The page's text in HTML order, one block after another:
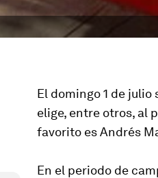
El domingo 1 de
elige, entre otros, al
favorito es Andrés
En el periodo de